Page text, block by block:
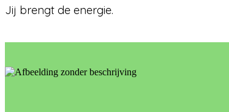
Jij brengt de energie.